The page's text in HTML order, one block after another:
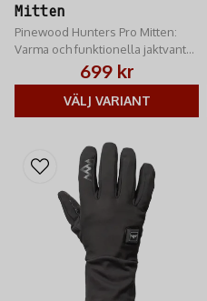
Mitten
Pinewood Hunters Pro Mitten:
Varma och funktionella jaktvantar.
Vind- och vattentäta, med vikbara
fingrar och tumme för snabb
hantering.
699 kr
VÄLJ VARIANT